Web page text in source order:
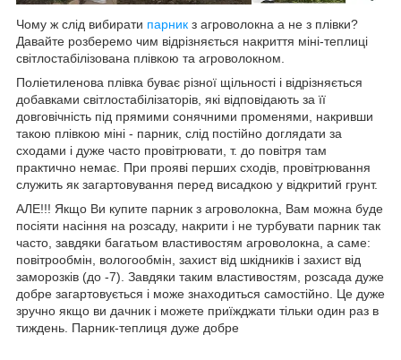
Чому ж слід вибирати парник з агроволокна а не з плівки?
Давайте розберемо чим відрізняється накриття міні-теплиці
світлостабілізована плівкою та агроволокном.
Поліетиленова плівка буває різної щільності і відрізняється
добавками світлостабілізаторів, які відповідають за її
довговічність під прямими сонячними променями, накривши
такою плівкою міні - парник, слід постійно доглядати за
сходами і дуже часто провітрювати, т. до повітря там
практично немає. При прояві перших сходів, провітрювання
служить як загартовування перед висадкою у відкритий грунт.
АЛЕ!!! Якщо Ви купите парник з агроволокна, Вам можна буде
посіяти насіння на розсаду, накрити і не турбувати парник так
часто, завдяки багатьом властивостям агроволокна, а саме:
повітрообмін, вологообмін, захист від шкідників і захист від
заморозків (до -7). Завдяки таким властивостям, розсада дуже
добре загартовується і може знаходиться самостійно. Це дуже
зручно якщо ви дачник і можете приїжджати тільки один раз в
тиждень. Парник-теплиця дуже добре